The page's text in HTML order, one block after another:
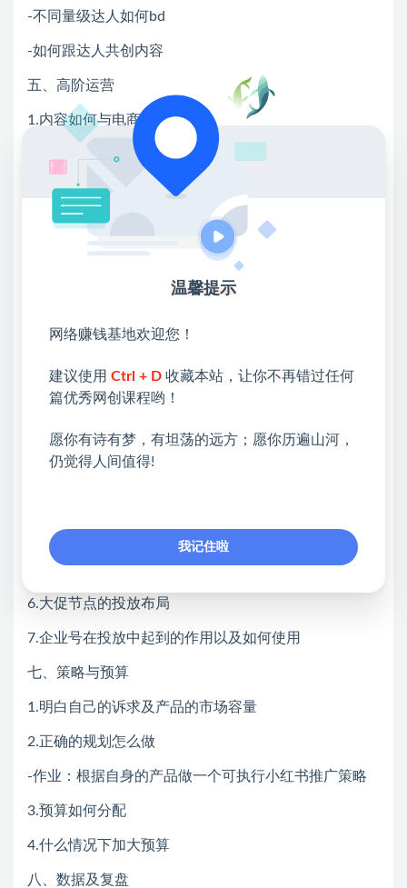
-不同量级达人如何bd
-如何跟达人共创内容
五、高阶运营
1.内容如何与电商承接
-详情页承接
-数据复盘
2.如何用好mcn——沟通技巧
4.如何识别和培养有okr精神的内容营销操盘手
六、小红书极致ROI投放
1.我对小红书投放的个人看法
2.如何筛选最适合投放的内容
4.测试及满足投放的基础数据
5.如何优化投放计划精控roi
6.大促节点的投放布局
7.企业号在投放中起到的作用以及如何使用
七、策略与预算
1.明白自己的诉求及产品的市场容量
2.正确的规划怎么做
-作业：根据自身的产品做一个可执行小红书推广策略
3.预算如何分配
4.什么情况下加大预算
八、数据及复盘
温馨提示
网络赚钱基地欢迎您！
建议使用 Ctrl + D 收藏本站，让你不再错过任何
篇优秀网创课程哟！
愿你有诗有梦，有坦荡的远方；愿你历遍山河，
仍觉得人间值得!
我记住啦